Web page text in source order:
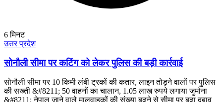
6मिनट
उत्तर प्रदेश
सोनौली सीमा पर कटिंग को लेकर पुलिस की बड़ी कार्रवाई
सोनौली सीमा पर 10 किमी लंबी ट्रकों की कतार, लाइन तोड़ने वालों पर पुलिस
की सख्ती &#8211; 50 वाहनों का चालान, 1.05 लाख रुपये लगाया जुर्माना
&#8211; नेपाल जाने वाले मालवाहकों की संख्या बढ़ने से सीमा पर बढ़ा दबाव